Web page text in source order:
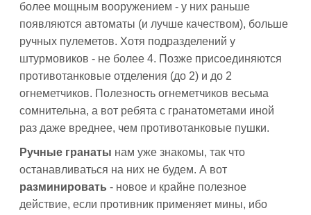
более мощным вооружением - у них раньше
появляются автоматы (и лучше качеством), больше
ручных пулеметов. Хотя подразделений у
штурмовиков - не более 4. Позже присоединяются
противотанковые отделения (до 2) и до 2
огнеметчиков. Полезность огнеметчиков весьма
сомнительна, а вот ребята с гранатометами иной
раз даже вреднее, чем противотанковые пушки.
Ручные гранаты нам уже знакомы, так что
останавливаться на них не будем. А вот
разминировать - новое и крайне полезное
действие, если противник применяет мины, ибо